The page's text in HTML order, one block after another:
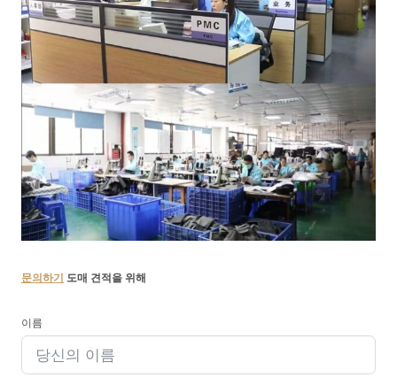
문의하기 도매 견적을 위해
이름